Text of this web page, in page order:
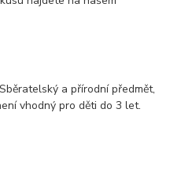
a přírodní předmět,
vhodný pro děti do 3 let.